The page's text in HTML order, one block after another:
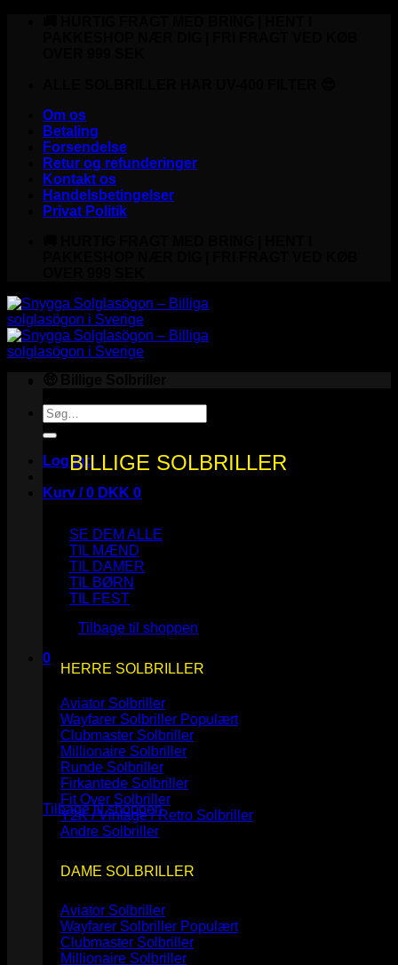
Om os
Betaling
Forsendelse
Retur og refunderinger
Kontakt os
Handelsbetingelser
Privat Politik
Søg
efter:
Log ind
Kurv /0 DKK 0
Ingen varer i kurven.
Tilbage til shoppen
0
Kurv
Ingen varer i kurven.
Tilbage til shoppen
BILLIGE SOLBRILLER
SE DEM ALLE
TIL MÆND
TIL DAMER
TIL BØRN
TIL FEST
HERRE SOLBRILLER
Aviator Solbriller
Wayfarer Solbriller
Clubmaster Solbriller
Millionaire Solbriller
Runde Solbriller
Firkantede Solbriller
Fit Over Solbriller
Y2K / Vintage / Retro Solbriller
Andre Solbriller
DAME SOLBRILLER
Aviator Solbriller
Wayfarer Solbriller
Clubmaster Solbriller
Millionaire Solbriller